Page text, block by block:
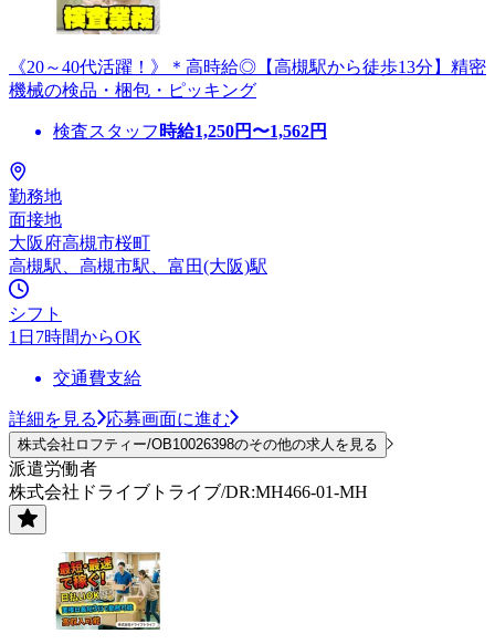
《20～40代活躍！》＊高時給◎【高槻駅から徒歩13分】精密
機械の検品・梱包・ピッキング
検査スタッフ 時給1,250円〜1,562円
勤務地
面接地
大阪府高槻市桜町
高槻駅、高槻市駅、富田(大阪)駅
シフト
1日7時間からOK
交通費支給
詳細を見る 応募画面に進む
株式会社ロフティー/OB10026398のその他の求人を見る
派遣労働者
株式会社ドライブトライブ/DR:MH466-01-MH